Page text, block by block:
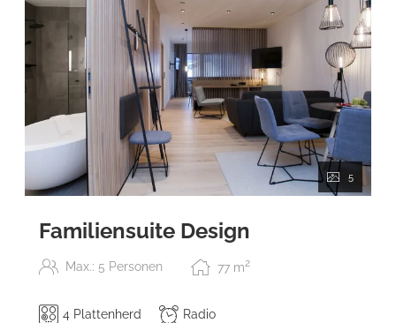
5
Familiensuite Design
Max.: 5 Personen 77 m2
4 Plattenherd
Radio